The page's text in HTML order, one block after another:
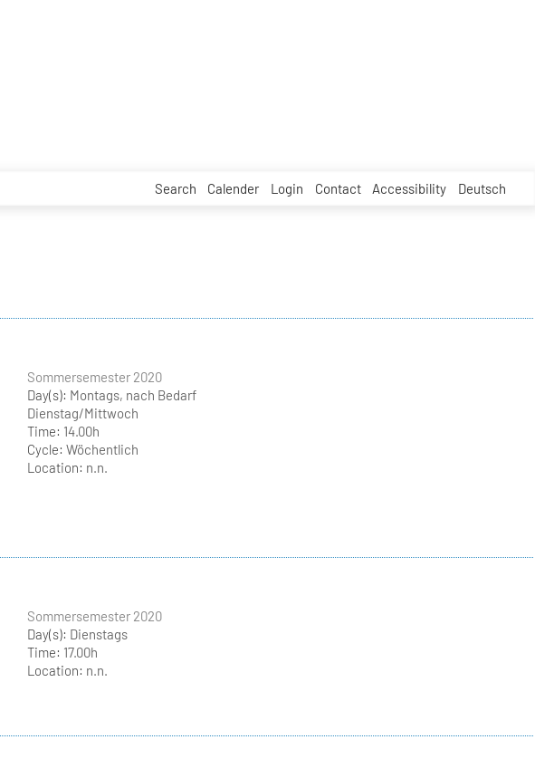
Search Calender Login Contact Accessibility Deutsch
Sommersemester 2020
Day(s): Montags, nach Bedarf
Dienstag/Mittwoch
Time: 14.00h
Cycle: Wöchentlich
Location: n.n.
Sommersemester 2020
Day(s): Dienstags
Time: 17.00h
Location: n.n.